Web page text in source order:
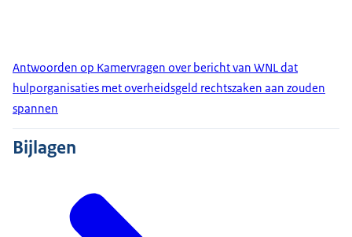
Antwoorden op Kamervragen over bericht van WNL dat
hulporganisaties met overheidsgeld rechtszaken aan zouden
spannen
Bijlagen